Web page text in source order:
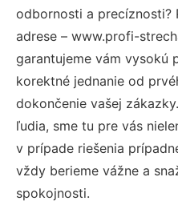
odbornosti a precíznosti?
adrese – www.profi-
garantujeme vám vysokú
korektné jednanie od
dokončenie vašej
ľudia, sme tu pre vás
v prípade riešenia
vždy berieme vážne a
spokojnosti.